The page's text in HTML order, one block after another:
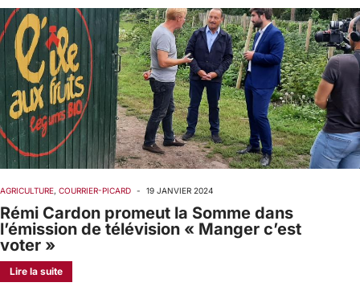
AGRICULTURE, COURRIER-PICARD - 19 JANVIER 2024
Rémi Cardon promeut la Somme dans
l’émission de télévision « Manger c’est
voter »
Lire la suite